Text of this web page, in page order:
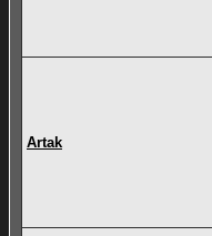
Artak